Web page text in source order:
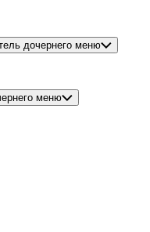
дочернего меню
меню